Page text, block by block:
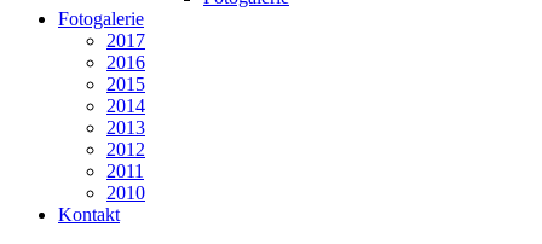
Fotogalerie
2017
2016
2015
2014
2013
2012
2011
2010
Kontakt